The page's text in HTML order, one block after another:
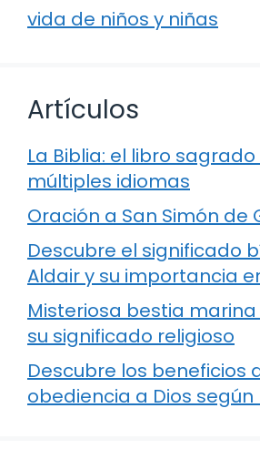
vida de niños y niñas
Artículos
La Biblia: el libro
múltiples idiomas
Oración a San Simón de
Descubre el significado
Aldair y su importancia
Misteriosa bestia marina
su significado religioso
Descubre los beneficios
obediencia a Dios según